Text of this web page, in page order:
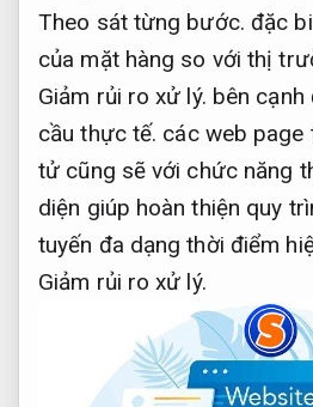
Theo sát từng bước. đặc
của mặt hàng so với thị
Giảm rủi ro xử lý. bên cạnh
cầu thực tế. các web page
tử cũng sẽ với chức năng
diện giúp hoàn thiện quy
tuyến đa dạng thời điểm
Giảm rủi ro xử lý.